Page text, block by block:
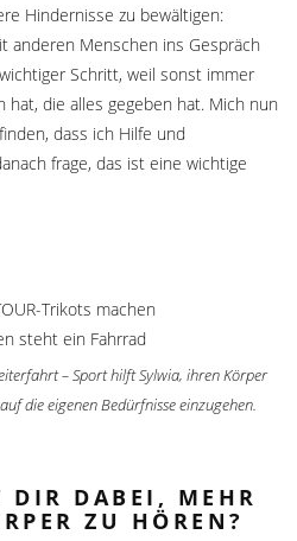
Hindernisse zu bewältigen:
anderen Menschen ins Gespräch
Schritt, weil sonst immer
hat, die alles gegeben hat. Mich nun
dass ich Hilfe und
frage, das ist eine wichtige
– Sport hilft Sylwia, ihren Körper
die eigenen Bedürfnisse einzugehen.
DIR DABEI, MEHR
ZU HÖREN?